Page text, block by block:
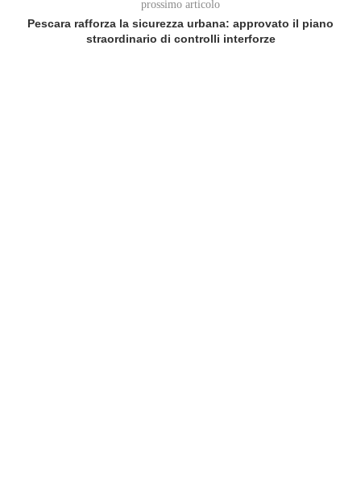
prossimo articolo
Pescara rafforza la sicurezza urbana: approvato il piano
straordinario di controlli interforze